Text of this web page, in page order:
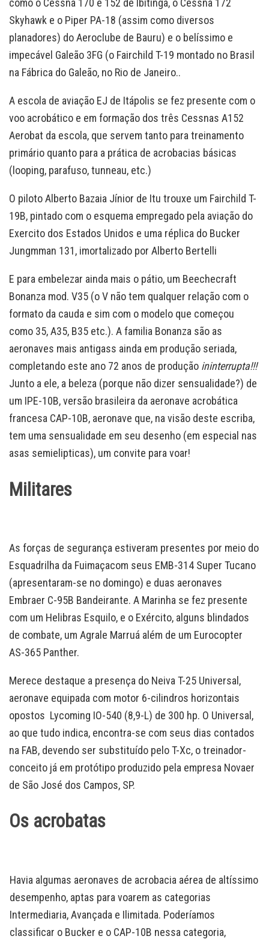
como o Cessna 170 e 152 de Ibitinga, o Cessna 172
Skyhawk e o Piper PA-18 (assim como diversos
planadores) do Aeroclube de Bauru) e o belíssimo e
impecável Galeão 3FG (o Fairchild T-19 montado no Brasil
na Fábrica do Galeão, no Rio de Janeiro..
A escola de aviação EJ de Itápolis se fez presente com o
voo acrobático e em formação dos três Cessnas A152
Aerobat da escola, que servem tanto para treinamento
primário quanto para a prática de acrobacias básicas
(looping, parafuso, tunneau, etc.)
O piloto Alberto Bazaia Jínior de Itu trouxe um Fairchild T-
19B, pintado com o esquema empregado pela aviação do
Exercito dos Estados Unidos e uma réplica do Bucker
Jungmman 131, imortalizado por Alberto Bertelli
E para embelezar ainda mais o pátio, um Beechecraft
Bonanza mod. V35 (o V não tem qualquer relação com o
formato da cauda e sim com o modelo que começou
como 35, A35, B35 etc.). A familia Bonanza são as
aeronaves mais antigass ainda em produção seriada,
completando este ano 72 anos de produção ininterrupta!!!
Junto a ele, a beleza (porque não dizer sensualidade?) de
um IPE-10B, versão brasileira da aeronave acrobática
francesa CAP-10B, aeronave que, na visão deste escriba,
tem uma sensualidade em seu desenho (em especial nas
asas semielipticas), um convite para voar!
Militares
As forças de segurança estiveram presentes por meio do
Esquadrilha da Fuimaçacom seus EMB-314 Super Tucano
(apresentaram-se no domingo) e duas aeronaves
Embraer C-95B Bandeirante. A Marinha se fez presente
com um Helibras Esquilo, e o Exército, alguns blindados
de combate, um Agrale Marruá além de um Eurocopter
AS-365 Panther.
Merece destaque a presença do Neiva T-25 Universal,
aeronave equipada com motor 6-cilindros horizontais
opostos Lycoming IO-540 (8,9-L) de 300 hp. O Universal,
ao que tudo indica, encontra-se com seus dias contados
na FAB, devendo ser substituído pelo T-Xc, o treinador-
conceito já em protótipo produzido pela empresa Novaer
de São José dos Campos, SP.
Os acrobatas
Havia algumas aeronaves de acrobacia aérea de altíssimo
desempenho, aptas para voarem as categorias
Intermediaria, Avançada e Ilimitada. Poderíamos
classificar o Bucker e o CAP-10B nessa categoria,